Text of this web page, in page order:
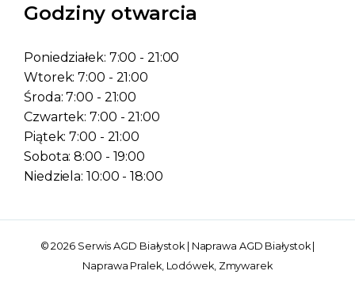
Godziny otwarcia
Poniedziałek: 7:00 - 21:00
Wtorek: 7:00 - 21:00
Środa: 7:00 - 21:00
Czwartek: 7:00 - 21:00
Piątek: 7:00 - 21:00
Sobota: 8:00 - 19:00
Niedziela: 10:00 - 18:00
© 2026 Serwis AGD Białystok | Naprawa AGD Białystok |
Naprawa Pralek, Lodówek, Zmywarek